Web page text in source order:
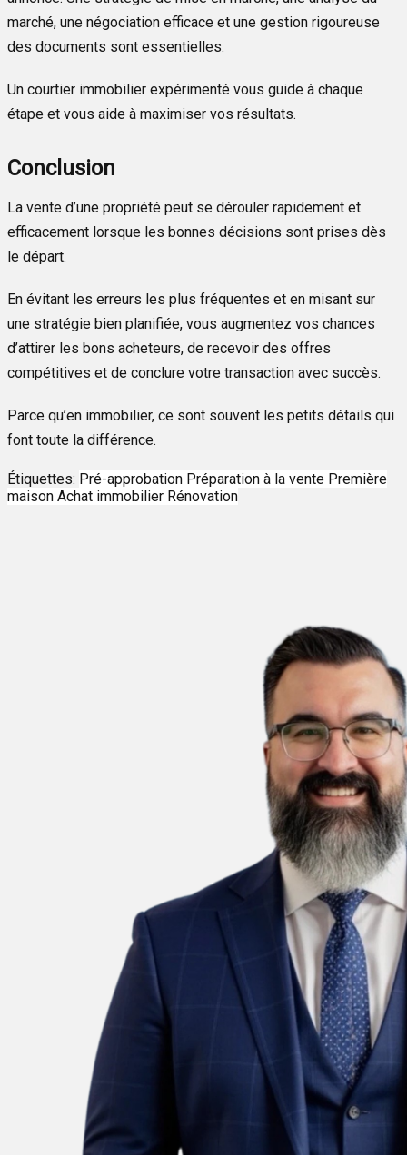
marché, une négociation efficace et une gestion rigoureuse
des documents sont essentielles.
Un courtier immobilier expérimenté vous guide à chaque
étape et vous aide à maximiser vos résultats.
Conclusion
La vente d’une propriété peut se dérouler rapidement et
efficacement lorsque les bonnes décisions sont prises dès
le départ.
En évitant les erreurs les plus fréquentes et en misant sur
une stratégie bien planifiée, vous augmentez vos chances
d’attirer les bons acheteurs, de recevoir des offres
compétitives et de conclure votre transaction avec succès.
Parce qu’en immobilier, ce sont souvent les petits détails qui
font toute la différence.
Étiquettes: Pré-approbation Préparation à la vente Première
maison Achat immobilier Rénovation